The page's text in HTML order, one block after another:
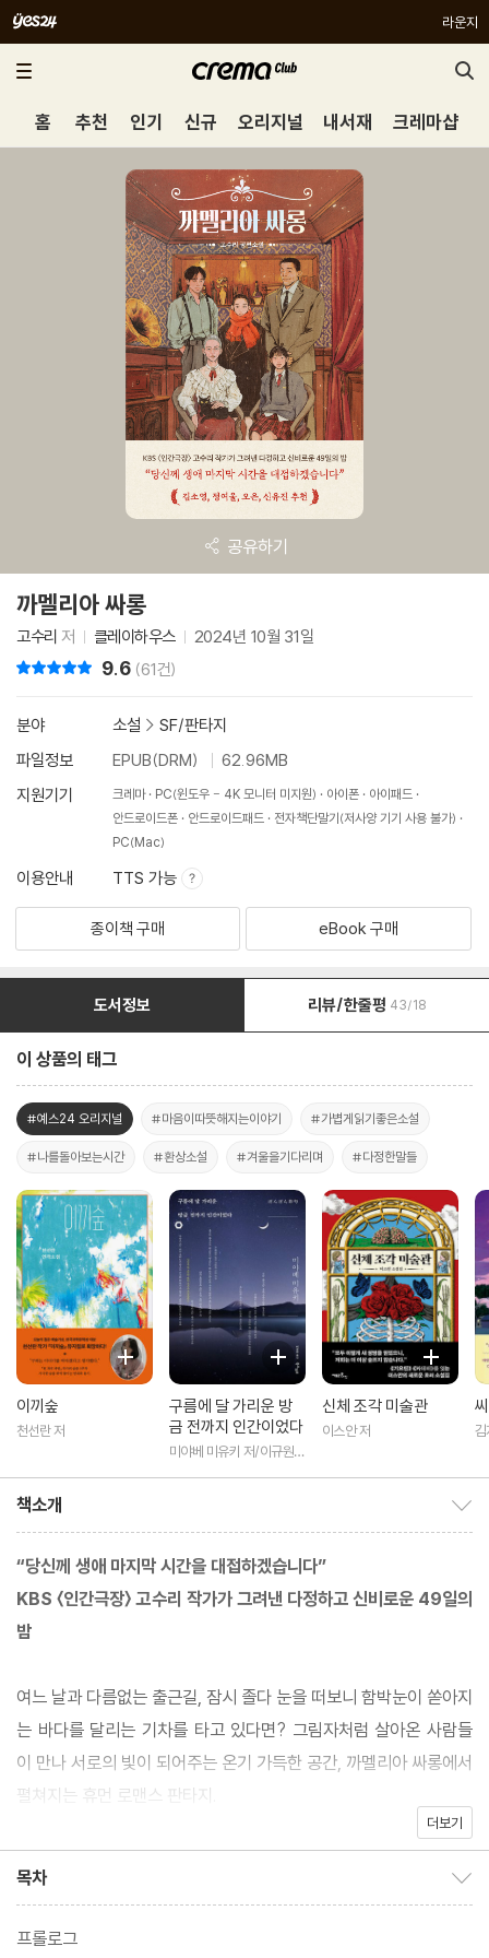
라운지
홈 추천 인기 신규 오리지널 내서재 크레마샵
공유하기
까멜리아 싸롱
고수리 저 클레이하우스 2024년 10월 31일
9.6 (61건)
분야 소설 > SF/판타지
파일정보
EPUB(DRM)
62.96MB
지원기기
크레마 PC(윈도우 - 4K 모니터 미지원) 아이폰
아이패드
안드로이드폰
안드로이드패드
전자책단말기(저사양 기기 사용 불가)
PC(Mac)
이용안내 TTS 가능
종이책 구매 eBook 구매
도서정보 리뷰/한줄평 43/18
이 상품의 태그
#예스24 오리지널 #마음이따뜻해지는이야기 #가볍게읽기좋은소설
#나를돌아보는시간 #환상소설 #겨울을기다리며 #다정한말들
이끼숲
천선란 저
구름에 달 가리운 방
금 전까지 인간이었다
미야베 미유키 저/이규원
신체 조각 미술관
이스안 저 김
책소개
“당신께 생애 마지막 시간을 대접하겠습니다”
KBS 〈인간극장〉 고수리 작가가 그려낸 다정하고 신비로운 49일의
밤
여느 날과 다름없는 출근길, 잠시 졸다 눈을 떠보니 함박눈이 쏟아지
는 바다를 달리는 기차를 타고 있다면? 그림자처럼 살아온 사람들
이 만나 서로의 빛이 되어주는 온기 가득한 공간, 까멜리아 싸롱에서
펼쳐지는 휴먼 로맨스 판타지.
롱』이 긴긴 기다림 끝에 마침내 독자들과 만난다. 『선명한 사랑』,
『마음 쓰는 밤』, 『우리는 달빛에도 걸을 수 있다』 등 세상에 따뜻함
더보기
목차
프롤로그